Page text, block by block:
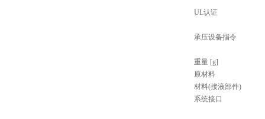
UL认证
承压设备指令
重量 [g]
原材料
材料(接液部件)
系统接口